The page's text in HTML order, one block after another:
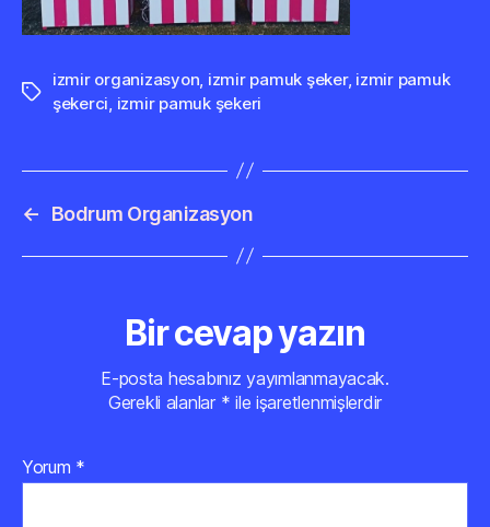
Etiketler
izmir organizasyon izmir pamuk şeker, izmir pamuk
şekerci izmir pamuk şekeri
← Bodrum Organizasyon
Bir cevap yazın
E-posta hesabınız yayımlanmayacak.
Gerekli alanlar * ile işaretlenmişlerdir
Yorum *